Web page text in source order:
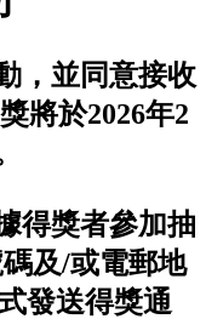
，並同意接收
將於2026年2
得獎者參加抽
及/或電郵地
發送得獎通